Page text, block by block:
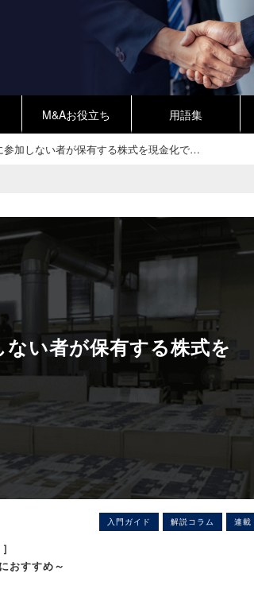
M&Aお役立ち 用語集
参加しない者が保有する株式を現金化で…
い者が保有する株式を
入門ガイド 解説コラム 連載
おすすめ～